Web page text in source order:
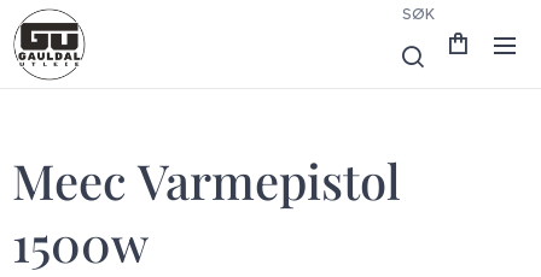
SØK
Meec Varmepistol
1500w